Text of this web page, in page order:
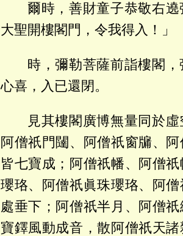
爾時，善財童子恭敬右
大聖開樓閣門，令我得入！」
時，彌勒菩薩前詣樓閣
心喜，入已還閉。
見其樓閣廣博無量同於
阿僧祇門闥、阿僧祇窗牖、
皆七寶成；阿僧祇幡、阿僧
瓔珞、阿僧祇眞珠瓔珞、阿
處垂下；阿僧祇半月、阿僧
寶鐸風動成音，散阿僧祇天